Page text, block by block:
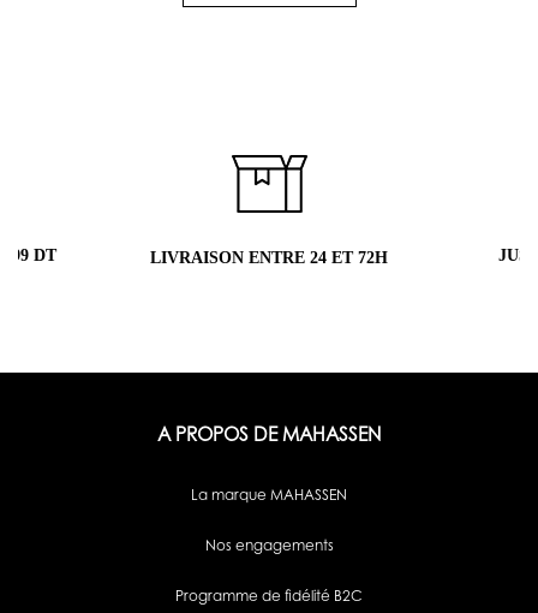
ET 72H JUSQU'À 5 ÉCHANTILLONS OFFERTS
A PROPOS DE MAHASSEN
La marque MAHASSEN
Nos engagements
Programme de fidélité B2C